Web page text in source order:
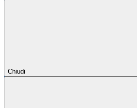
Chiudi